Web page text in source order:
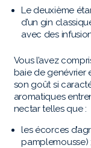
Le deuxième
d’un gin
avec des
Vous l’avez
baie de genévrier
son goût si
aromatiques
nectar telles que :
les écorces
pamplemousse) ;